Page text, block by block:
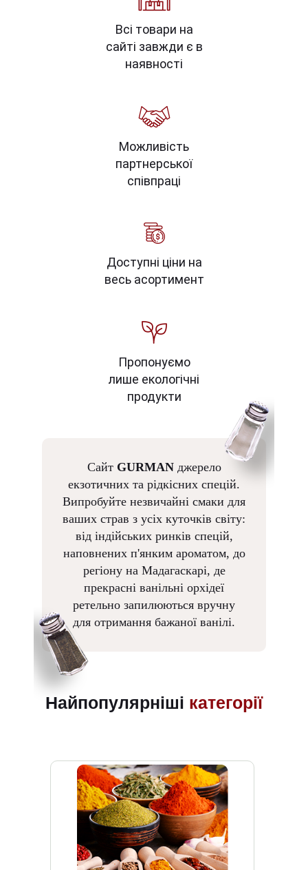
Всі товари на
сайті завжди є в
наявності
Можливість
партнерської
співпраці
Доступні ціни на
весь асортимент
Пропонуємо
лише екологічні
продукти
Сайт GURMANджерело
екзотичних та рідкісних спецій.
Випробуйте незвичайні смаки для
ваших страв з усіх куточків світу:
від індійських ринків спецій,
наповнених п'янким ароматом, до
регіону на Мадагаскарі, де
прекрасні ванільні орхідеї
ретельно запилюються вручну
для отримання бажаної ванілі.
Найпопулярніші категорії